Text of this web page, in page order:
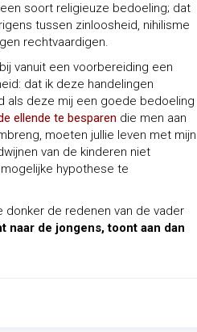
soort religieuze bedoeling; dat
tussen zinloosheid, nihilisme
rechtvaardigen.
vanuit een voorbereiding een
dat ik deze handelingen
als deze mij een goede bedoeling
ellende te besparen die men aan
moeten jullie leven met mijn
van de kinderen niet
hypothese te
donker de redenen van de vader
de jongens, toont aan dan